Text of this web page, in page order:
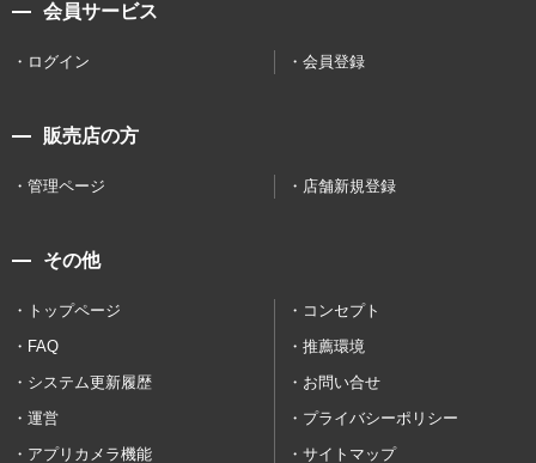
会員サービス
ログイン 会員登録
販売店の方
管理ページ 店舗新規登録
その他
トップページ
コンセプト
FAQ
推薦環境
システム更新履歴
お問い合せ
運営
プライバシーポリシー
アプリカメラ機能
サイトマップ